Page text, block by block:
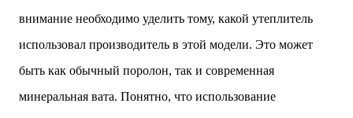
внимание необходимо уделить тому, какой утеплитель
использовал производитель в этой модели. Это может
быть как обычный поролон, так и современная
минеральная вата. Понятно, что использование